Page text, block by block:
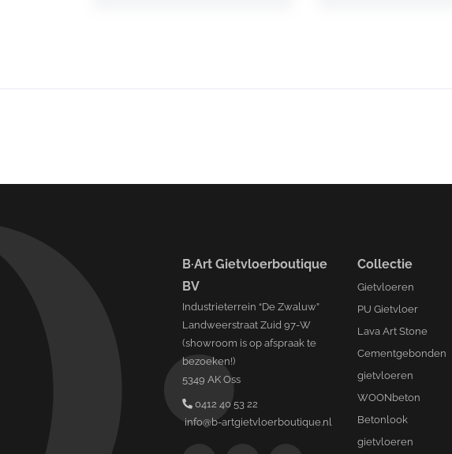
B·Art Gietvloerboutique
BV
Industrieterrein “De Zwaluw”
Landweerstraat Zuid 97-W
(showroom is op afspraak te
bezoeken!)
5349 AK Oss
0412 40 53 22
info@b-artgietvloerboutique.nl
Collectie
Gietvloeren
PU Gietvloer
Lava Art Stone
Cementgebonden
gietvloeren
WOONbeton
Betonlook
gietvloeren